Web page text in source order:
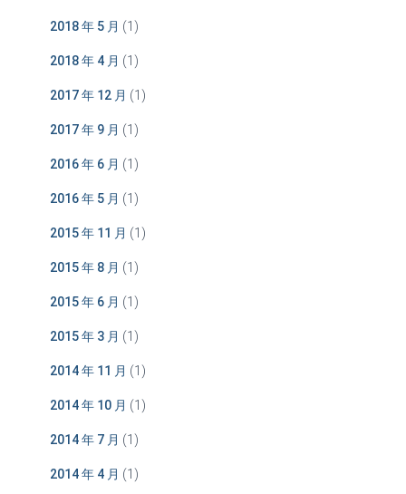
2018 年 5 月 (1)
2018 年 4 月 (1)
2017 年 12 月 (1)
2017 年 9 月 (1)
2016 年 6 月 (1)
2016 年 5 月 (1)
2015 年 11 月 (1)
2015 年 8 月 (1)
2015 年 6 月 (1)
2015 年 3 月 (1)
2014 年 11 月 (1)
2014 年 10 月 (1)
2014 年 7 月 (1)
2014 年 4 月 (1)